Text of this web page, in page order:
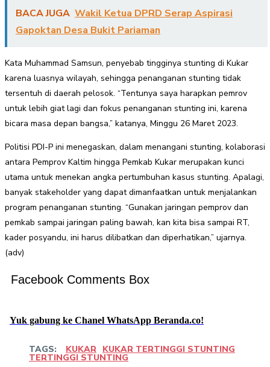
BACA JUGA Wakil Ketua DPRD Serap Aspirasi
Gapoktan Desa Bukit Pariaman
Kata Muhammad Samsun, penyebab tingginya stunting di Kukar
karena luasnya wilayah, sehingga penanganan stunting tidak
tersentuh di daerah pelosok. “Tentunya saya harapkan pemrov
untuk lebih giat lagi dan fokus penanganan stunting ini, karena
bicara masa depan bangsa,” katanya, Minggu 26 Maret 2023.
Politisi PDI-P ini menegaskan, dalam menangani stunting, kolaborasi
antara Pemprov Kaltim hingga Pemkab Kukar merupakan kunci
utama untuk menekan angka pertumbuhan kasus stunting. Apalagi,
banyak stakeholder yang dapat dimanfaatkan untuk menjalankan
program penanganan stunting. “Gunakan jaringan pemprov dan
pemkab sampai jaringan paling bawah, kan kita bisa sampai RT,
kader posyandu, ini harus dilibatkan dan diperhatikan,” ujarnya.
(adv)
Facebook Comments Box
Yuk gabung ke Chanel WhatsApp Beranda.co!
TAGS: KUKAR KUKAR TERTINGGI STUNTING
TERTINGGI STUNTING